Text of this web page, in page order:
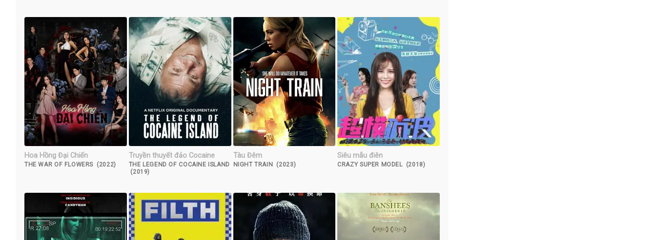
Hoa Hồng Đại Chiến
THE WAR OF FLOWERS (2022)
Truyền thuyết đảo Cocaine
THE LEGEND OF COCAINE ISLAND
(2019)
Tàu Đêm
NIGHT TRAIN (2023)
Siêu mẫu điên
CRAZY SUPER MODEL (2018)